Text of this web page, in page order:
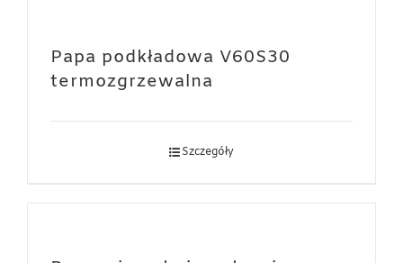
Papa podkładowa V60S30
termozgrzewalna
Szczegóły